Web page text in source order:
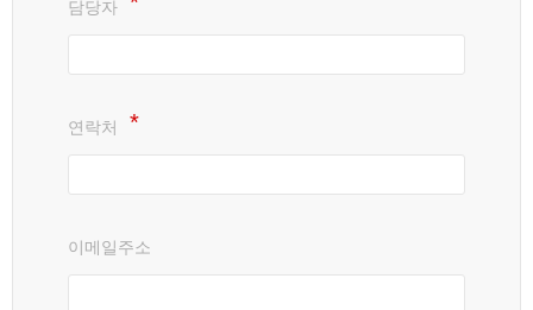
담당자
연락처
이메일주소